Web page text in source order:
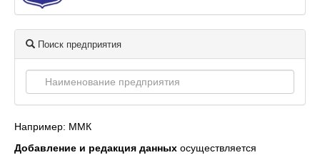
Поиск предприятия
Например: ММК
Добавление и редакция данных осуществляется